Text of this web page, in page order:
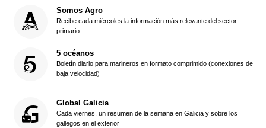
Somos Agro
Recibe cada miércoles la información más relevante del sector
primario
5 océanos
Boletín diario para marineros en formato comprimido (conexiones de
baja velocidad)
Global Galicia
Cada viernes, un resumen de la semana en Galicia y sobre los
gallegos en el exterior